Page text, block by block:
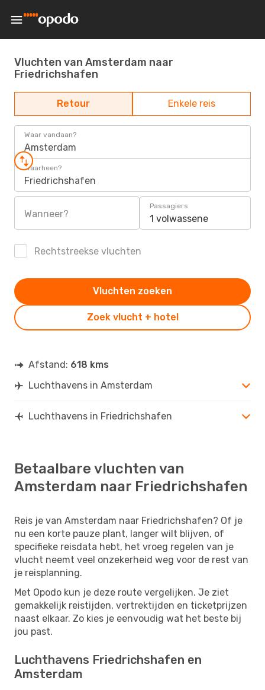
Vluchten van Amsterdam naar
Friedrichshafen
Retour Enkele reis
Waar vandaan?
Amsterdam
Waarheen?
Friedrichshafen
Wanneer?
Passagiers
1 volwassene
Rechtstreekse vluchten
Zoek vlucht + hotel
Vluchten zoeken
Afstand: 618 kms
Luchthavens in Amsterdam
Luchthavens in Friedrichshafen
Betaalbare vluchten van
Amsterdam naar Friedrichshafen
Reis je van Amsterdam naar Friedrichshafen? Of je
nu een korte pauze plant, langer wilt blijven, of
specifieke reisdata hebt, het vroeg regelen van je
vlucht neemt veel onzekerheid weg voor de rest van
je reisplanning.
Met Opodo kun je deze route vergelijken. Je ziet
gemakkelijk reistijden, vertrektijden en ticketprijzen
naast elkaar. Zo kies je eenvoudig wat het beste bij
jou past.
Luchthavens Friedrichshafen en
Amsterdam